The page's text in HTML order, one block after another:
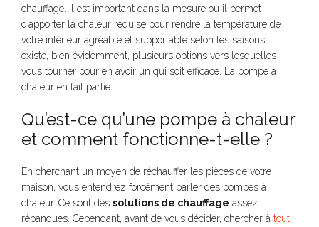
chauffage. Il est important dans la mesure où il permet
d’apporter la chaleur requise pour rendre la température de
votre intérieur agréable et supportable selon les saisons. Il
existe, bien évidemment, plusieurs options vers lesquelles
vous tourner pour en avoir un qui soit efficace. La pompe à
chaleur en fait partie.
Qu’est-ce qu’une pompe à chaleur
et comment fonctionne-t-elle ?
En cherchant un moyen de réchauffer les pièces de votre
maison, vous entendrez forcément parler des pompes à
chaleur. Ce sont des solutions de chauffage assez
répandues. Cependant, avant de vous décider, chercher à tout